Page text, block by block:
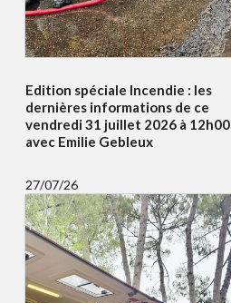
Edition spéciale Incendie : les
dernières informations de ce
vendredi 31 juillet 2026 à 12h00
avec Emilie Gebleux
27/07/26